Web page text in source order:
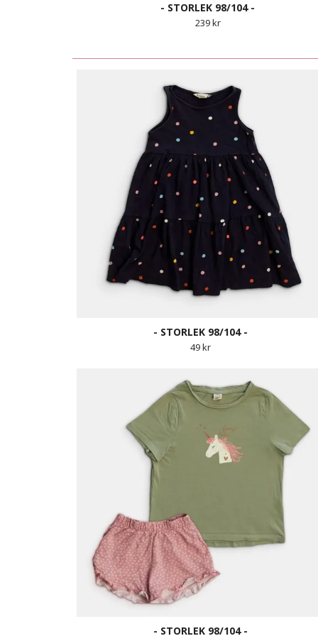
- STORLEK 98/104 -
239 kr
- STORLEK 98/104 -
49 kr
- STORLEK 98/104 -